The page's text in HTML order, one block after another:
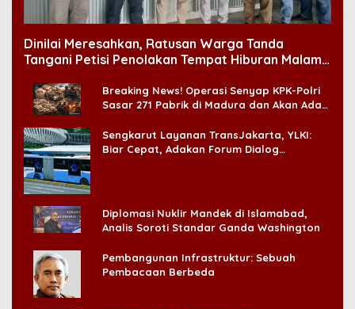
Dinilai Meresahkan, Ratusan Warga Tanda
Tangani Petisi Penolakan Tempat Hiburan Malam
Breaking News! Operasi Senyap KPK-Polri
Sasar 271 Pabrik di Madura dan Akan Ada
Sengkarut Layanan TransJakarta, YLKI:
Biar Cepat, Adakan Forum Dialog
Diplomasi Nuklir Mandek di Islamabad,
Analis Soroti Standar Ganda Washington
Pembangunan Infrastruktur: Sebuah
Pembacaan Berbeda